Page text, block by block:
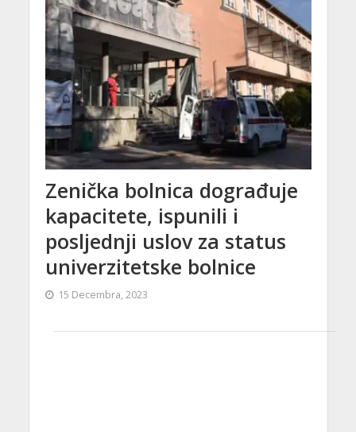
Zenička bolnica dograđuje
kapacitete, ispunili i
posljednji uslov za status
univerzitetske bolnice
15 Decembra, 2023